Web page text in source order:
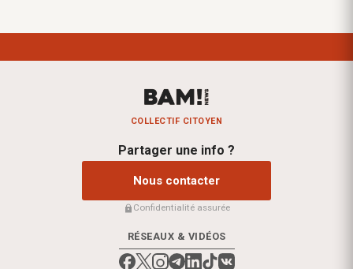
COLLECTIF CITOYEN
Partager une info ?
Nous contacter
Confidentialité assurée
RÉSEAUX & VIDÉOS